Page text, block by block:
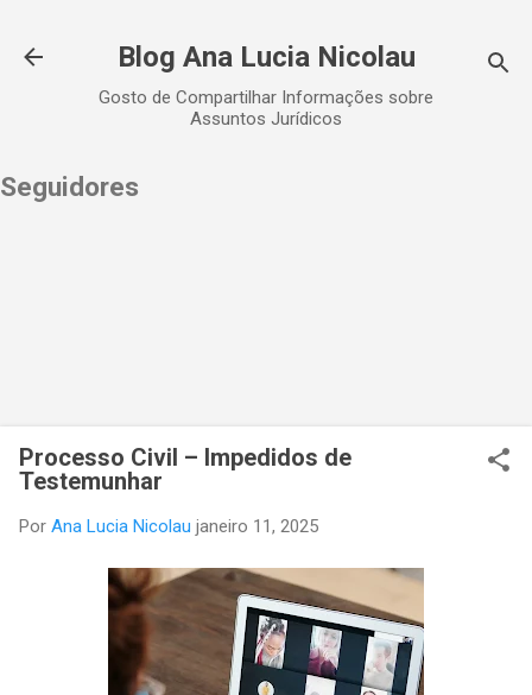
Blog Ana Lucia Nicolau
Gosto de Compartilhar Informações sobre
Assuntos Jurídicos
Seguidores
Processo Civil – Impedidos de
Testemunhar
Por Ana Lucia Nicolau janeiro 11, 2025